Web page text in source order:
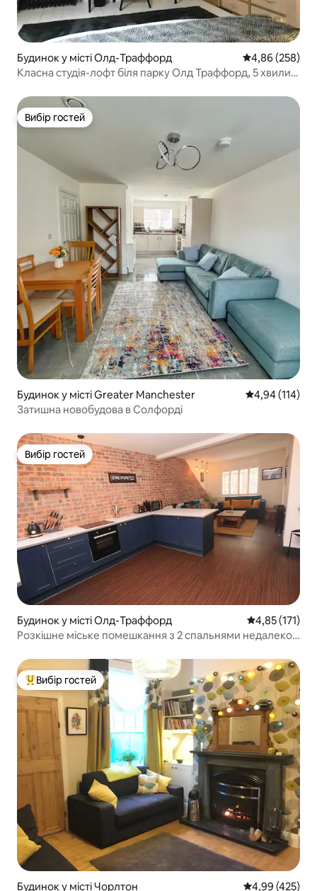
Будинок у місті Олд-Траффорд Середня
4,86 (258)
Класна студія-лофт біля парку Олд Траффорд, 5 хвилин
Вибір гостей
Вибір гостей
Будинок у місті Greater Manchester Середня
4,94 (114)
Затишна новобудова в Солфорді
Вибір гостей
Вибір гостей
Будинок у місті Олд-Траффорд Середня
4,85 (171)
Розкішне міське помешкання з 2 спальнями недалеко
Топ вибір гостей
Вибір гостей
Будинок у місті Чорлтон Середня
4,99 (425)